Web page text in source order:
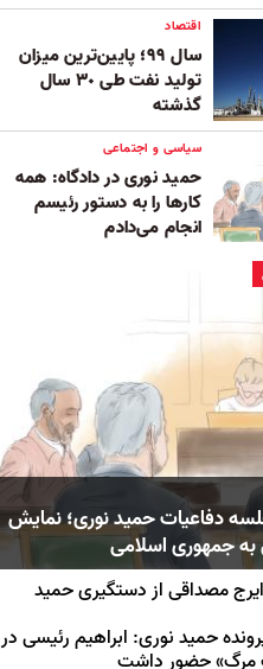
اقتصاد
سال ٩٩؛ پایین‌ترین میزان
تولید نفت طی ٣٠ سال
گذشته
سیاسی و اجتماعی
حمید نوری در دادگاه: همه
کارها را به دستور رئیسم
انجام می‌دادم
دفاعیات حمید نوری؛ نمایش
جمهوری اسلامی
مصداقی از دستگیری حمید
حمید نوری: ابراهیم رئیسی در
مرگ» حضور داشت